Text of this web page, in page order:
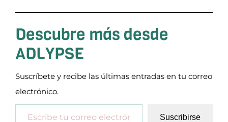
Descubre más desde
ADLYPSE
Suscríbete y recibe las últimas entradas en tu correo
electrónico.
Escribe tu correo electrónico…
Suscribirse